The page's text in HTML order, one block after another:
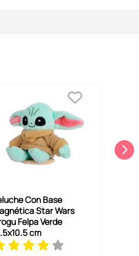
Con Base
Star Wars
Felpa Verde
cm